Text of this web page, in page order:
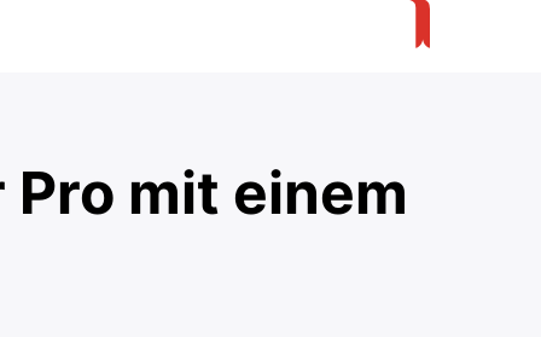
mit einem